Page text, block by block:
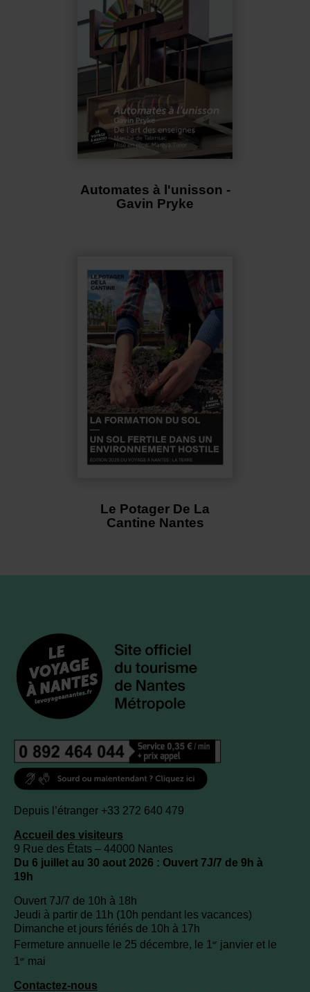
Automates à l'unisson -
Gavin Pryke
Le Potager De La
Cantine Nantes
Depuis l’étranger +33 272 640 479
Accueil des visiteurs
9 Rue des États – 44000 Nantes
Du 6 juillet au 30 aout 2026 : Ouvert 7J/7 de 9h à
19h
Ouvert 7J/7 de 10h à 18h
Jeudi à partir de 11h (10h pendant les vacances)
Dimanche et jours fériés de 10h à 17h
Fermeture annuelle le 25 décembre, le 1er
janvier et le
1 er mai
Contactez-nous